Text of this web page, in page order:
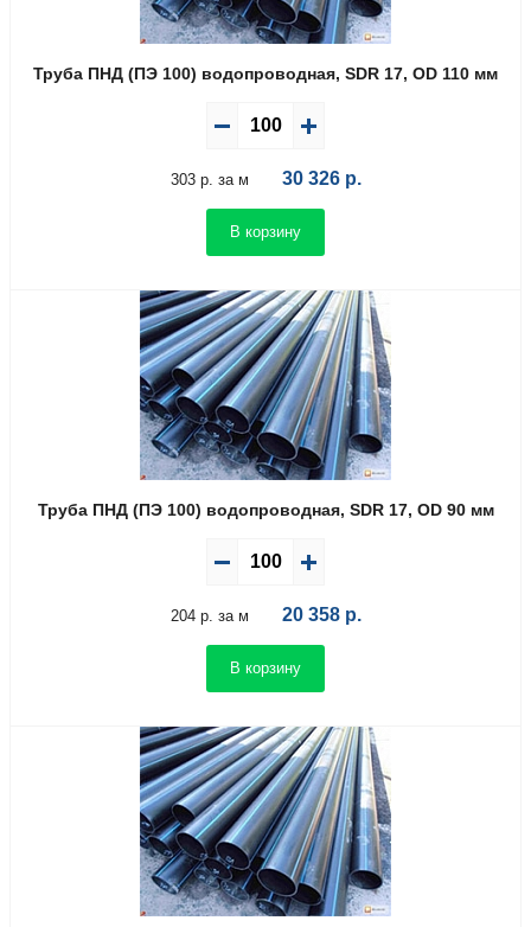
Труба ПНД (ПЭ 100) водопроводная, SDR 17, OD 110 мм
303 р. за м 30 326р.
В корзину
Труба ПНД (ПЭ 100) водопроводная, SDR 17, OD 90 мм
204 р. за м 20 358р.
В корзину